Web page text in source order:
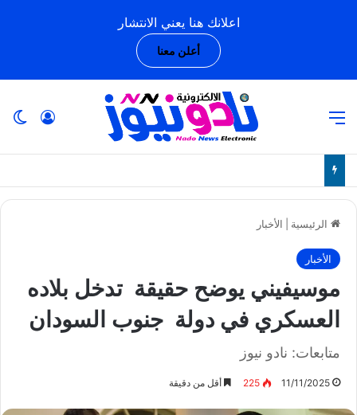
اعلانك هنا يعني الانتشار
أعلن معنا
الرئيسية الأخبار
الأخبار
موسيفيني يوضح حقيقة تدخل بلاده
العسكري في دولة جنوب السودان
متابعات: نادو نيوز
11/11/2025
225 أقل من دقيقة